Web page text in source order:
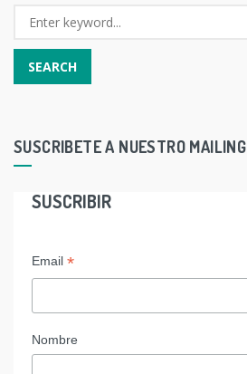
SUSCRIBETE A NUESTRO MAILING
SUSCRIBIR
Email *
Nombre